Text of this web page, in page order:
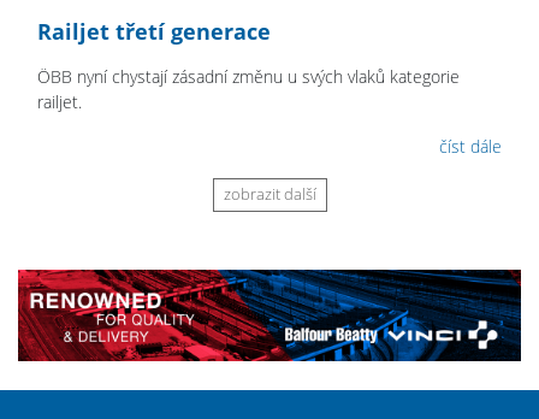
Railjet třetí generace
ÖBB nyní chystají zásadní změnu u svých vlaků kategorie
railjet.
číst dále
zobrazit další